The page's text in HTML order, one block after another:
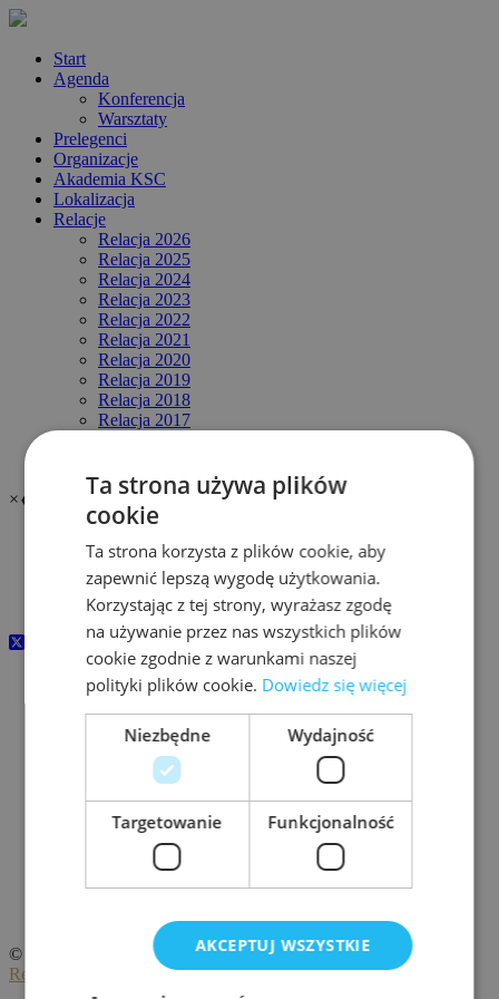
Start
Agenda
Konferencja
Warsztaty
Prelegenci
Organizacje
Akademia KSC
Lokalizacja
Relacje
Relacja 2026
Relacja 2025
Relacja 2024
Relacja 2023
Relacja 2022
Relacja 2021
Relacja 2020
Relacja 2019
Relacja 2018
Relacja 2017
×❮
InfraSEC FORUM 202
www.infrasecforum.pl
24-25 LUTEGO 2027
Organizator konferencji
Evention sp. z o.o
ul. Racławicka 93
02-634 Warszawa, Polska
Kontakt
© 2026 |
Polityka Cookies|Polityka prywatności
Regulamin
Ta strona używa plików
cookie
Ta strona korzysta z plików cookie, aby
zapewnić lepszą wygodę użytkowania.
Korzystając z tej strony, wyrażasz zgodę
na używanie przez nas wszystkich plików
cookie zgodnie z warunkami naszej
polityki plików cookie. Dowiedz się więcej
Niezbędne Wydajność
Targetowanie Funkcjonalność
AKCEPTUJ WSZYSTKIE